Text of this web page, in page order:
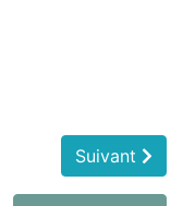
Suivant